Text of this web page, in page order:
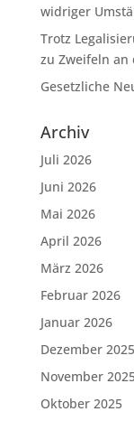
widriger
Trotz
zu Zweifeln an
Gesetzliche
Archiv
Juli 2026
Juni 2026
Mai 2026
April 2026
März 2026
Februar 2026
Januar 2026
Dezember 2025
November
Oktober 2025